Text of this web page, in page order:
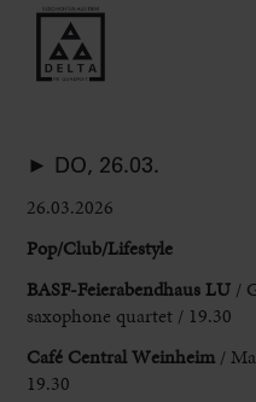
► DO, 26.03.
26.03.2026
Pop/Club/Lifestyle
BASF-Feierabendhaus LU /
saxophone quartet / 19.30
Café CentralWeinheim /
19.30